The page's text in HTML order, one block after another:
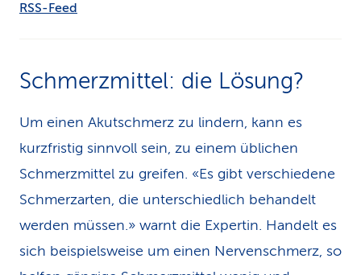
RSS-Feed
Schmerzmittel: die Lösung?
Um einen Akutschmerz zu lindern, kann es
kurzfristig sinnvoll sein, zu einem üblichen
Schmerzmittel zu greifen. «Es gibt verschiedene
Schmerzarten, die unterschiedlich behandelt
werden müssen.» warnt die Expertin. Handelt es
sich beispielsweise um einen Nervenschmerz, so